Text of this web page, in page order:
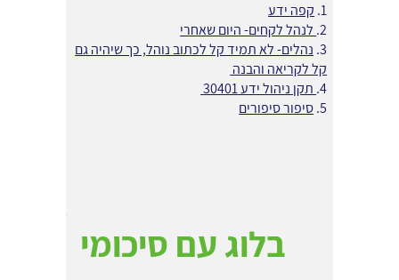
1. קפה ידע
2. לנהל לקחים- היום שאחרי
3. נהלים- לא תמיד קל לכתוב נוהל, כך שיהיה גם
קל לקריאה והבנה
4. תקן ניהול ידע 30401
5. סיפור סיפורים
בלוג עם סיכומי